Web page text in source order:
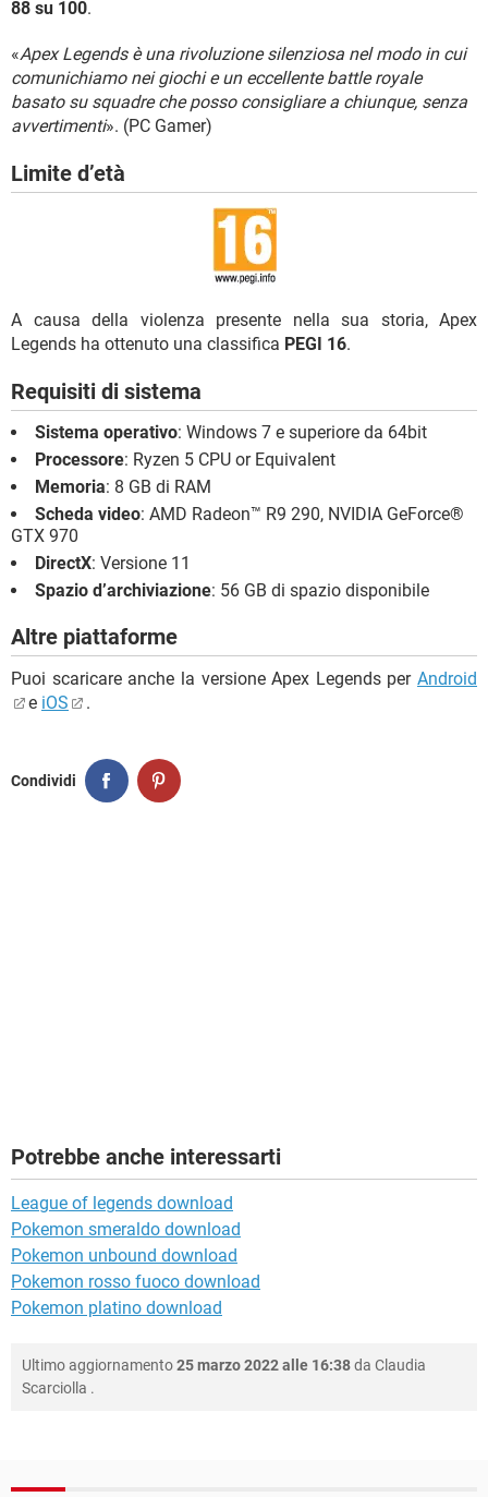
88 su 100.
«Apex Legends è una rivoluzione silenziosa nel modo in cui
comunichiamo nei giochi e un eccellente battle royale
basato su squadre che posso consigliare a chiunque, senza
avvertimenti». (PC Gamer)
Limite d’età
A causa della violenza presente nella sua storia, Apex
Legends ha ottenuto una classifica PEGI 16.
Requisiti di sistema
Sistema operativo: Windows 7 e superiore da 64bit
Processore: Ryzen 5 CPU or Equivalent
Memoria: 8 GB di RAM
Scheda video: AMD Radeon™ R9 290, NVIDIA GeForce®
GTX 970
DirectX: Versione 11
Spazio d’archiviazione: 56 GB di spazio disponibile
Altre piattaforme
Puoi scaricare anche la versione Apex Legends per Android
e iOS .
Condividi
Potrebbe anche interessarti
League of legends download
Pokemon smeraldo download
Pokemon unbound download
Pokemon rosso fuoco download
Pokemon platino download
Ultimo aggiornamento25 marzo 2022 alle 16:38da Claudia
Scarciolla .